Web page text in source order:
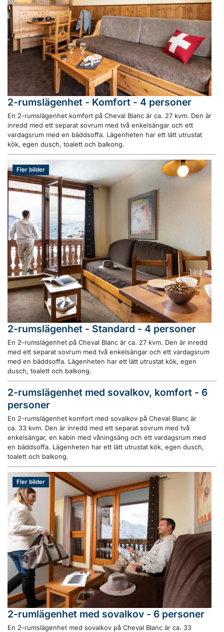
2-rumslägenhet - Komfort - 4 personer
En 2-rumslägenhet komfort på Cheval Blanc är ca. 27 kvm. Den är
inredd med ett separat sovrum med två enkelsängar och ett
vardagsrum med en bäddsoffa. Lägenheten har ett lätt utrustat
kök, egen dusch, toalett och balkong.
Fler bilder
2-rumslägenhet - Standard - 4 personer
En 2-rumslägenhet på Cheval Blanc är ca. 27 kvm. Den är inredd
med ett separat sovrum med två enkelsängar och ett vardagsrum
med en bäddsoffa. Lägenheten har ett lätt utrustat kök, egen
dusch, toalett och balkong.
2-rumslägenhet med sovalkov, komfort - 6
personer
En 2-rumslägenhet komfort med sovalkov på Cheval Blanc är
ca. 33 kvm. Den är inredd med ett separat sovrum med två
enkelsängar, en kabin med våningsäng och ett vardagsrum med
en bäddsoffa. Lägenheten har ett lätt utrustat kök, egen dusch,
toalett och balkong.
Fler bilder
2-rumlägenhet med sovalkov - 6 personer
En 2-rumslägenhet med sovalkov på Cheval Blanc är ca. 33